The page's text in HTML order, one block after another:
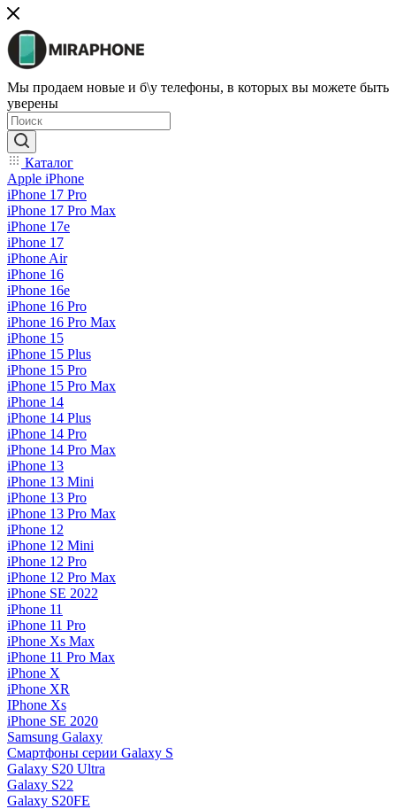
Мы продаем новые и б\у телефоны, в которых вы можете быть
уверены
Каталог
Apple iPhone
iPhone 17 Pro
iPhone 17 Pro Max
iPhone 17e
iPhone 17
iPhone Air
iPhone 16
iPhone 16e
iPhone 16 Pro
iPhone 16 Pro Max
iPhone 15
iPhone 15 Plus
iPhone 15 Pro
iPhone 15 Pro Max
iPhone 14
iPhone 14 Plus
iPhone 14 Pro
iPhone 14 Pro Max
iPhone 13
iPhone 13 Mini
iPhone 13 Pro
iPhone 13 Pro Max
iPhone 12
iPhone 12 Mini
iPhone 12 Pro
iPhone 12 Pro Max
iPhone SE 2022
iPhone 11
iPhone 11 Pro
iPhone Xs Max
iPhone 11 Pro Max
iPhone X
iPhone XR
IPhone Xs
iPhone SE 2020
Samsung Galaxy
Смартфоны серии Galaxy S
Galaxy S20 Ultra
Galaxy S22
Galaxy S20FE